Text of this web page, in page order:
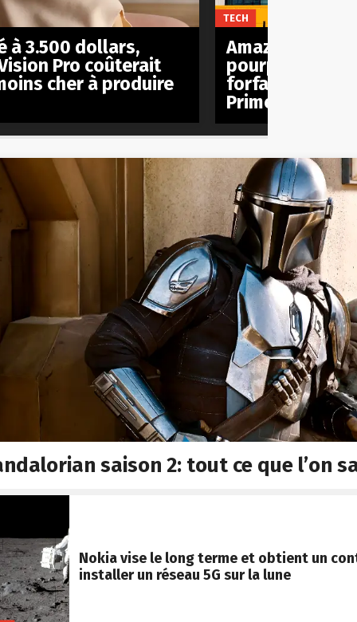
saison 2: tout ce que l’on
Nokia vise le long terme et obtient un
installer un réseau 5G sur la lune
à 3.500 dollars,
Pro coûterait
cher à produire
TECH
Amazon est
pourparlers
forfait mobile
Prime